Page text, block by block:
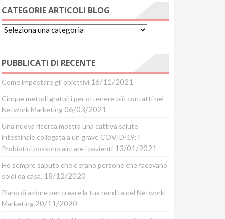
CATEGORIE ARTICOLI BLOG
Categorie
PUBBLICATI DI RECENTE
Come impostare gli obiettivi 16/11/2021
Cinque metodi gratuiti per ottenere più contatti nel
Network Marketing 06/03/2021
Una nuova ricerca mostra una cattiva salute
intestinale collegata a un grave COVID-19: i
Probiotici possono aiutare i pazienti 13/01/2021
Ho sempre saputo che c’erano persone che facevano
soldi da casa. 18/12/2020
Piano di azione per creare la tua rendita nel Network
Marketing 20/11/2020